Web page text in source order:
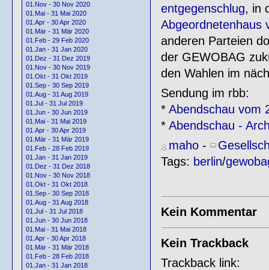
01.Nov - 30 Nov 2020
01.Mai - 31 Mai 2020
01.Apr - 30 Apr 2020
01.Mär - 31 Mär 2020
01.Feb - 29 Feb 2020
01.Jan - 31 Jan 2020
01.Dez - 31 Dez 2019
01.Nov - 30 Nov 2019
01.Okt - 31 Okt 2019
01.Sep - 30 Sep 2019
01.Aug - 31 Aug 2019
01.Jul - 31 Jul 2019
01.Jun - 30 Jun 2019
01.Mai - 31 Mai 2019
01.Apr - 30 Apr 2019
01.Mär - 31 Mär 2019
01.Feb - 28 Feb 2019
01.Jan - 31 Jan 2019
01.Dez - 31 Dez 2018
01.Nov - 30 Nov 2018
01.Okt - 31 Okt 2018
01.Sep - 30 Sep 2018
01.Aug - 31 Aug 2018
01.Jul - 31 Jul 2018
01.Jun - 30 Jun 2018
01.Mai - 31 Mai 2018
01.Apr - 30 Apr 2018
01.Mär - 31 Mär 2018
01.Feb - 28 Feb 2018
01.Jan - 31 Jan 2018
entgegenschlug, in
Abgeordnetenhaus
anderen Parteien
der GEWOBAG
den Wahlen im
Sendung im rbb:
* Abendschau vom
* Abendschau -
maho-
Tags: berlin/
Kein Kommentar
Kein Trackback
Trackback link: